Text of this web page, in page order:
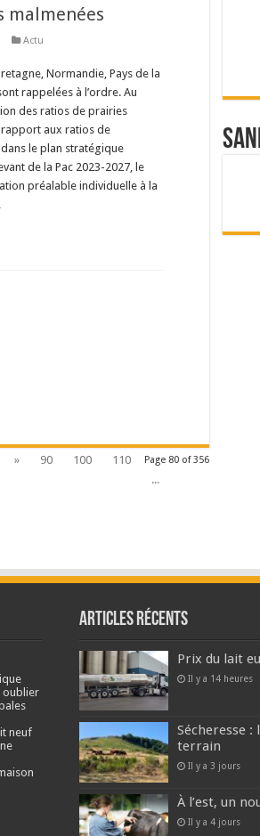
malmenées
Actu
Normandie, Pays de la
rappelées à l’ordre. Au
des ratios de prairies
aux ratios de
le plan stratégique
de la Pac 2023-2027, le
préalable individuelle à la
Page 80 of 356
» 90 100
110
...
oublier
neuf
Articles récents
Prix du lait
Il y a 14 heures
Sécheresse
terrain
Il y a 3 jours
À l’est, un
Il y a 4 jours